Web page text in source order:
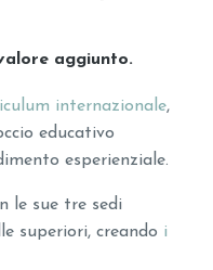
aggiunto.
internazionale,
educativo
esperienziale.
le sue tre sedi
superiori, creando i